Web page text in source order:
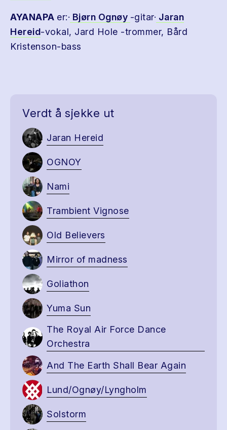
AYANAPA er:· Bjørn Ognøy -gitar· Jaran
Hereid-vokal, Jard Hole -trommer, Bård
Kristenson-bass
Verdt å sjekke ut
Jaran Hereid
OGNOY
Nami
Trambient Vignose
Old Believers
Mirror of madness
Goliathon
Yuma Sun
The Royal Air Force Dance
Orchestra
And The Earth Shall Bear Again
Lund/Ognøy/Lyngholm
Solstorm